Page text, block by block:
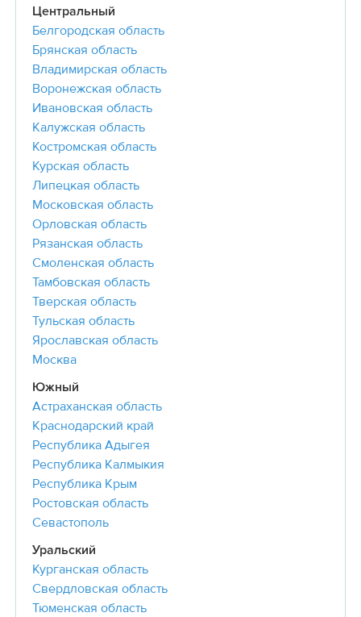
Центральный
Белгородская область
Брянская область
Владимирская область
Воронежская область
Ивановская область
Калужская область
Костромская область
Курская область
Липецкая область
Московская область
Орловская область
Рязанская область
Смоленская область
Тамбовская область
Тверская область
Тульская область
Ярославская область
Москва
Южный
Астраханская область
Краснодарский край
Республика Адыгея
Республика Калмыкия
Республика Крым
Ростовская область
Севастополь
Уральский
Курганская область
Свердловская область
Тюменская область